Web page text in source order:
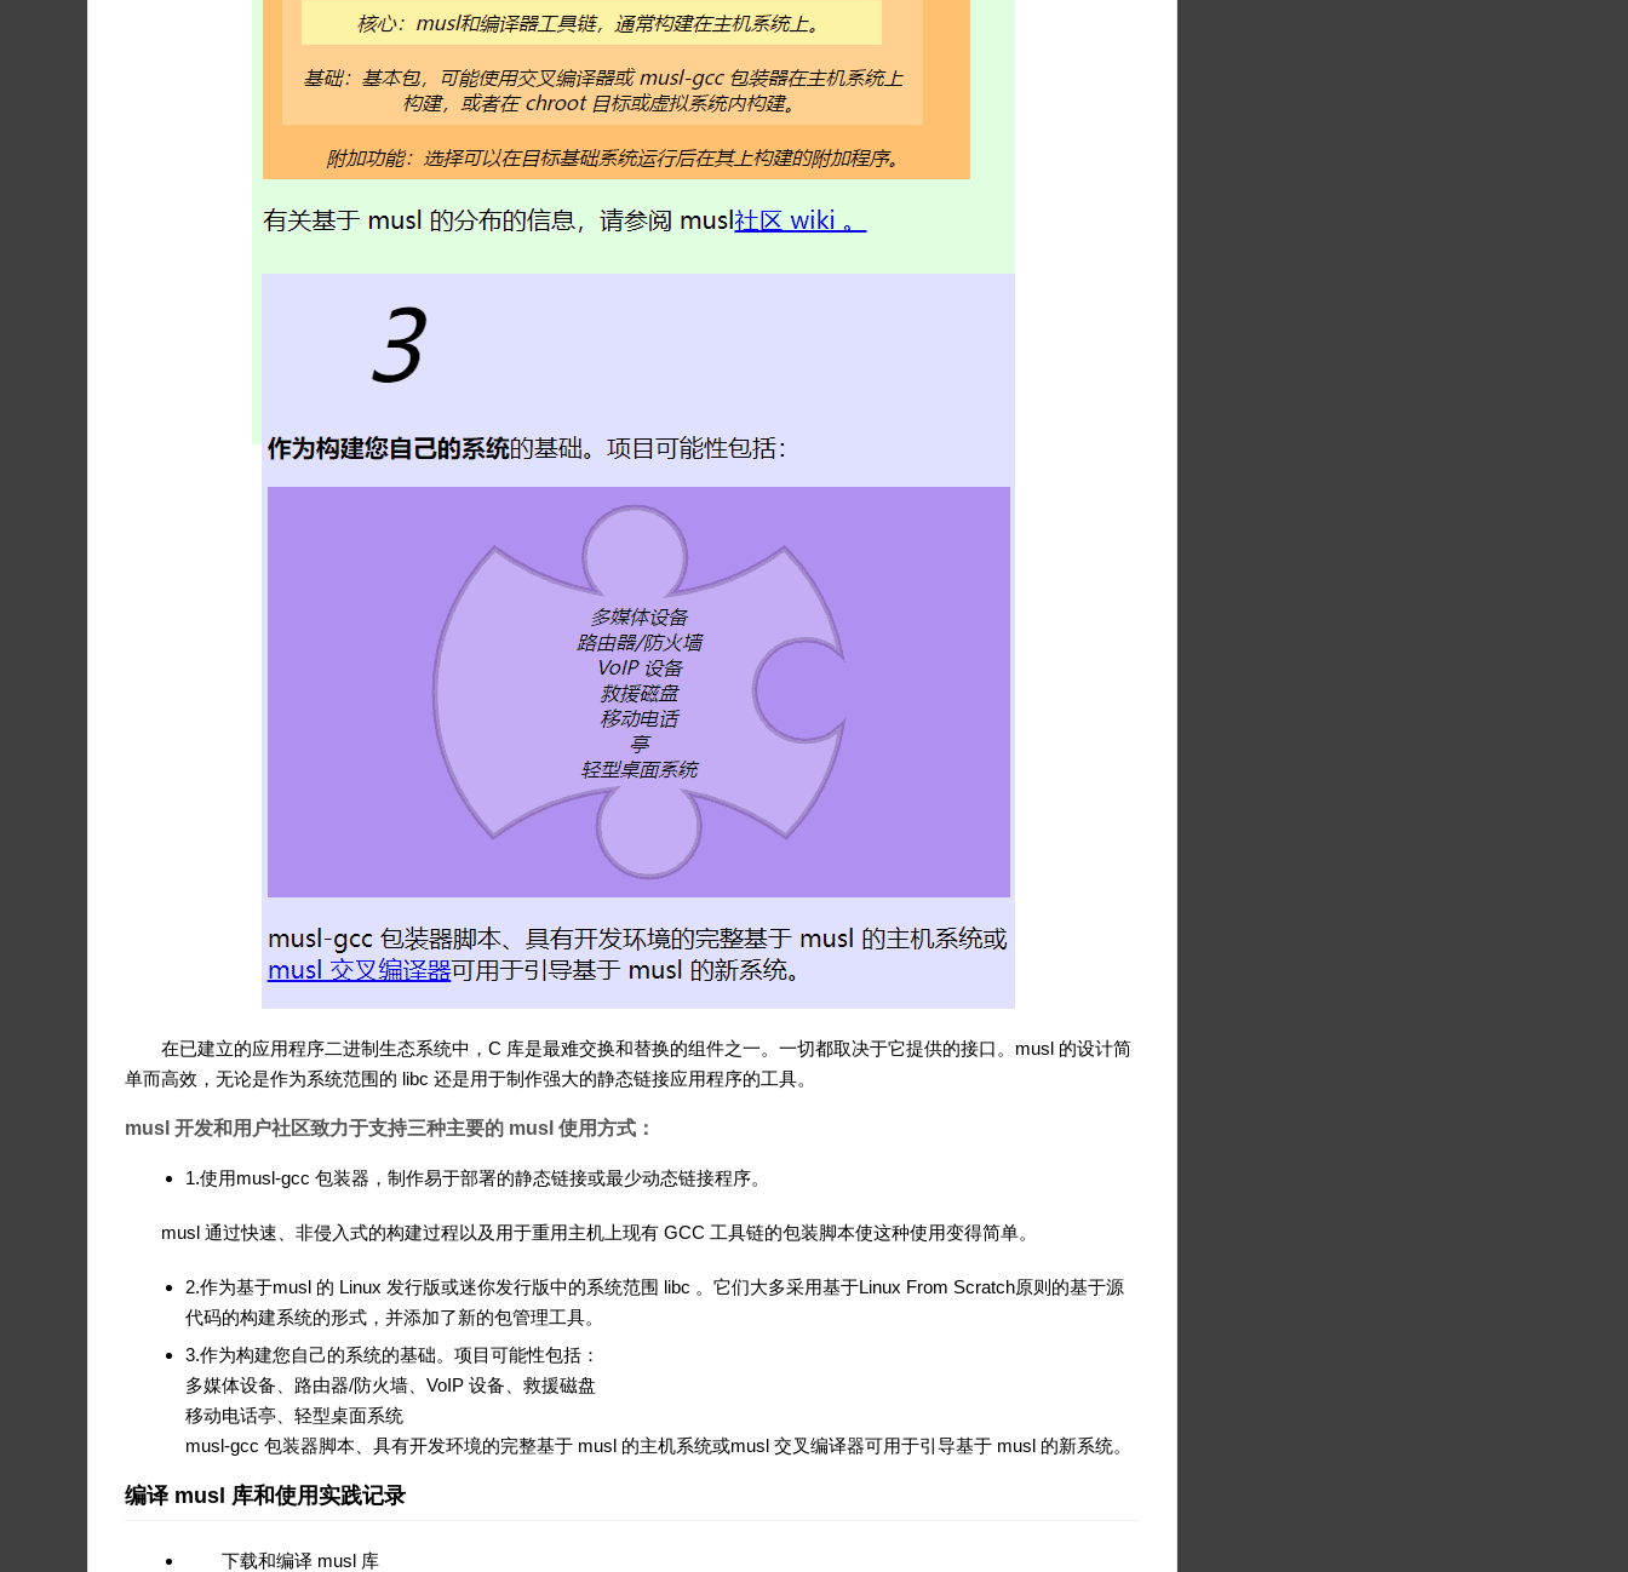
在已建立的应用程序二进制生态系统中，C 库是最难交换和替换的组件之一。一切都取决于它提供的接口。musl 的设计简
单而高效，无论是作为系统范围的 libc 还是用于制作强大的静态链接应用程序的工具。
musl 开发和用户社区致力于支持三种主要的 musl 使用方式：
1.使用musl-gcc 包装器，制作易于部署的静态链接或最少动态链接程序。
musl 通过快速、非侵入式的构建过程以及用于重用主机上现有 GCC 工具链的包装脚本使这种使用变得简单。
2.作为基于musl 的 Linux 发行版或迷你发行版中的系统范围 libc 。它们大多采用基于Linux From Scratch原则的基于源
代码的构建系统的形式，并添加了新的包管理工具。
3.作为构建您自己的系统的基础。项目可能性包括：
多媒体设备、路由器/防火墙、VoIP 设备、救援磁盘
移动电话亭、轻型桌面系统
musl-gcc 包装器脚本、具有开发环境的完整基于 musl 的主机系统或musl 交叉编译器可用于引导基于 musl 的新系统。
编译 musl 库和使用实践记录
下载和编译 musl 库